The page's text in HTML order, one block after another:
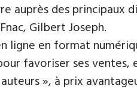
des principaux
Gilbert Joseph.
ligne en format
favoriser ses ventes,
», à prix